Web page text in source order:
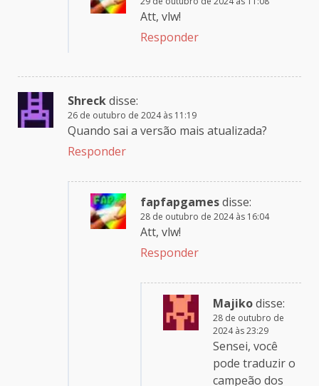
Att, vlw!
Responder
Shreckdisse:
26 de outubro de 2024 às 11:19
Quando sai a versão mais atualizada?
Responder
fapfapgamesdisse:
28 de outubro de 2024 às 16:04
Att, vlw!
Responder
Majikodisse:
28 de outubro de
2024 às 23:29
Sensei, você
pode traduzir o
campeão dos